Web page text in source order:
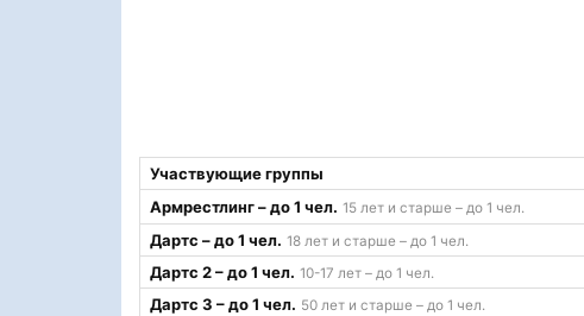
Участвующие группы
Армрестлинг – до 1 чел. 15 лет и старше – до 1 чел.
Дартс – до 1 чел. 18 лет и старше – до 1 чел.
Дартс 2 – до 1 чел. 10-17 лет – до 1 чел.
Дартс 3 – до 1 чел. 50 лет и старше – до 1 чел.